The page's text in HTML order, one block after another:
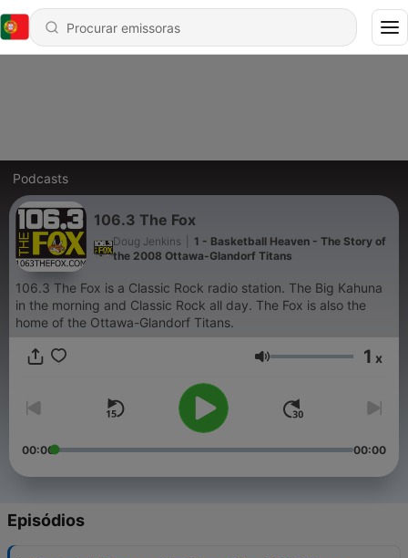
Podcasts
106.3 The Fox
Doug Jenkins
1 - Basketball Heaven - The Story of
the 2008 Ottawa-Glandorf Titans
106.3 The Fox is a Classic Rock radio station. The Big Kahuna
in the morning and Classic Rock all day. The Fox is also the
home of the Ottawa-Glandorf Titans.
Volume 1 x
00:00 00:00
Episódios